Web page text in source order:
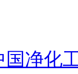
国净化